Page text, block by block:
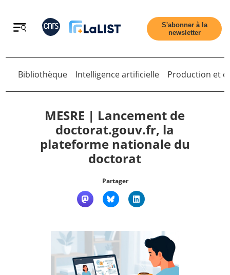
Retour
Qui sommes nous ?
S'abonner à la
newsletter
Retour
Bibliothèque Intelligence artificielle Production et
MESRE | Lancement de
doctorat.gouv.fr, la
plateforme nationale du
doctorat
Partager